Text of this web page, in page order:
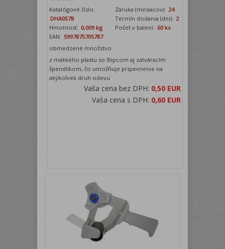
Katalógové číslo:
DHA0578
Záruka (mesiacov): 24
Termín dodania (dni): 2
Hmotnosť: 0,009 kg Počet v balení: 60 ks
EAN: 5997875705787
obmedzené množstvo
z mäkkého plastu so štipcom aj zatváracím
špendlíkom, čo umožňuje pripevnenie na
akýkoľvek druh odevu
Vaša cena bez DPH: 0,50 EUR
Vaša cena s DPH: 0,60 EUR